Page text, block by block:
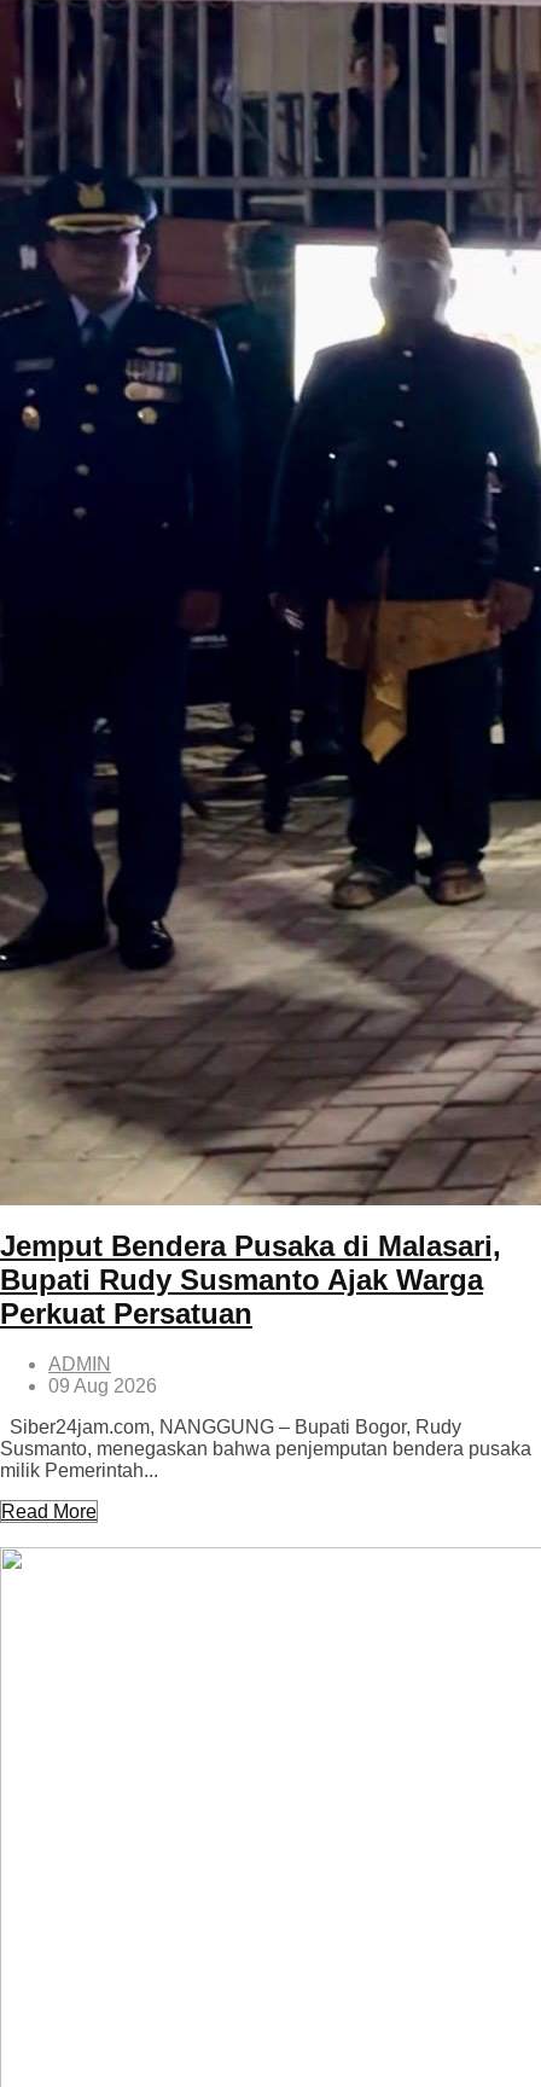
Jemput Bendera Pusaka di Malasari,
Bupati Rudy Susmanto Ajak Warga
Perkuat Persatuan
ADMIN
09 Aug 2026
Siber24jam.com, NANGGUNG – Bupati Bogor, Rudy
Susmanto, menegaskan bahwa penjemputan bendera pusaka
milik Pemerintah...
Read More